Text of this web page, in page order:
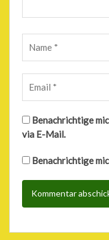
Benachrichtige
via E-Mail.
Benachrichtige